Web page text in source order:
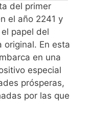
del primer
el año 2241 y
papel del
En esta
en una
especial
prósperas,
por las que